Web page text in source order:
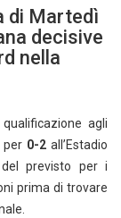
di Martedì
decisive
nella
agli
per 0-2 all’Estadio
previsto per i
prima di trovare